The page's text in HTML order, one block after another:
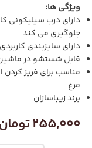
ویژگی ها:
دارای درب سیلیکونی
جلوگیری می کند
دارای سایزبندی کاربردی
قابل شستشو در
مناسب برای فریز کردن
مرغ
برند زیباسازان
255,000